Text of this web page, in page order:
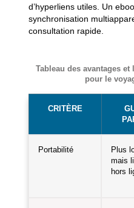
d’hyperliens utiles. Un
synchronisation
consultation rapide.
Tableau des avantages
pour le
CRITÈRE
Portabilité
Plus
mais
hors